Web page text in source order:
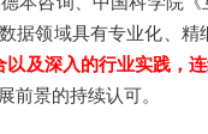
据领域具有专业化、
以及深入的行业实践，
前景的持续认可。